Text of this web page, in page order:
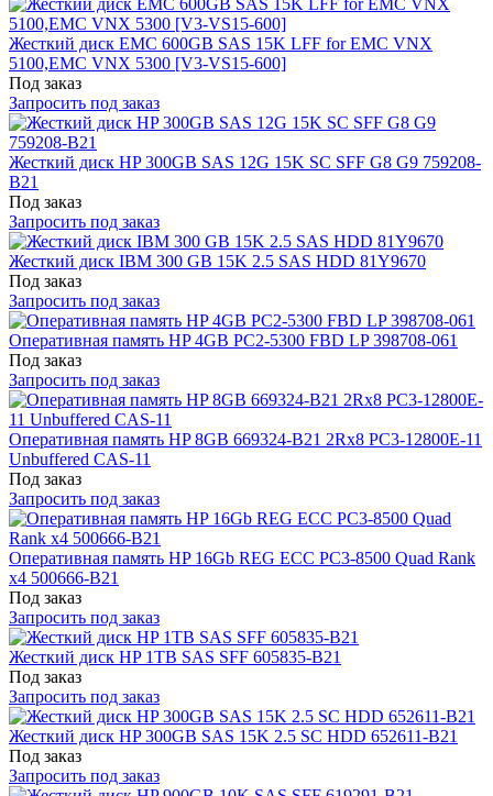
Жесткий диск EMC 600GB SAS 15K LFF for EMC VNX
5100,EMC VNX 5300 [V3-VS15-600]
Под заказ
Запросить под заказ
Жесткий диск HP 300GB SAS 12G 15K SC SFF G8 G9 759208-
B21
Под заказ
Запросить под заказ
Жесткий диск IBM 300 GB 15K 2.5 SAS HDD 81Y9670
Под заказ
Запросить под заказ
Оперативная память HP 4GB PC2-5300 FBD LP 398708-061
Под заказ
Запросить под заказ
Оперативная память HP 8GB 669324-B21 2Rx8 PC3-12800E-11
Unbuffered CAS-11
Под заказ
Запросить под заказ
Оперативная память HP 16Gb REG ECC PC3-8500 Quad Rank
x4 500666-B21
Под заказ
Запросить под заказ
Жесткий диск HP 1TB SAS SFF 605835-B21
Под заказ
Запросить под заказ
Жесткий диск HP 300GB SAS 15K 2.5 SC HDD 652611-B21
Под заказ
Запросить под заказ